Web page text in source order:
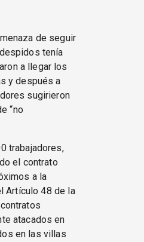
de seguir
tenía
a llegar los
y después a
sugirieron
“no
trabajadores,
el contrato
a la
Artículo 48 de la
atacados en
en las villas